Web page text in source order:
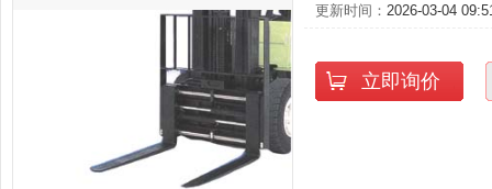
更新时间： 2026-03-04
立即询价